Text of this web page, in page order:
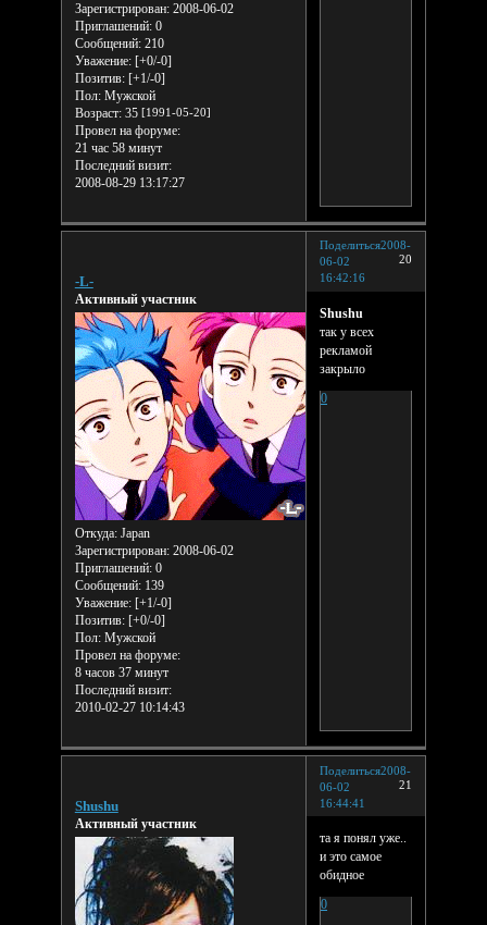
Зарегистрирован: 2008-06-02
Приглашений:0
Сообщений:210
Уважение: [+0/-0]
Позитив: [+1/-0]
Пол:Мужской
Возраст:35 [1991-05-20]
Провел на форуме:
21 час 58 минут
Последний визит:
2008-08-29 13:17:27
Поделиться
20
2008-
06-02
16:42:16
-L-
Активный участник
Откуда:Japan
Зарегистрирован: 2008-06-02
Приглашений:0
Сообщений:139
Уважение: [+1/-0]
Позитив: [+0/-0]
Пол:Мужской
Провел на форуме:
8 часов 37 минут
Последний визит:
2010-02-27 10:14:43
Shushu
так у всех
рекламой
закрыло
0
Поделиться
21
2008-
06-02
16:44:41
Shushu
Активный участник
та я понял уже..
и это самое
обидное
0